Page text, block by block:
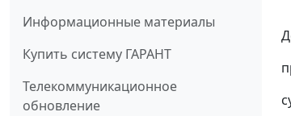
Информационные материалы
Купить систему ГАРАНТ
Телекоммуникационное
обновление